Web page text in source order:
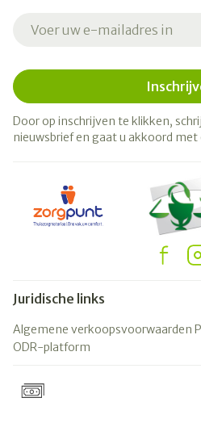
Door op inschrijven te klikken,
nieuwsbrief en gaat u akkoord met
Juridische links
Algemene verkoopsvoorwaarden
ODR-platform